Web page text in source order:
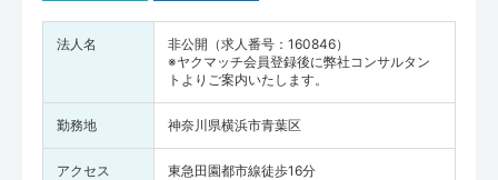
法人名
非公開（求人番号：160846）
※ヤクマッチ会員登録後に弊社コンサルタン
トよりご案内いたします。
勤務地 神奈川県横浜市青葉区
アクセス 東急田園都市線徒歩16分